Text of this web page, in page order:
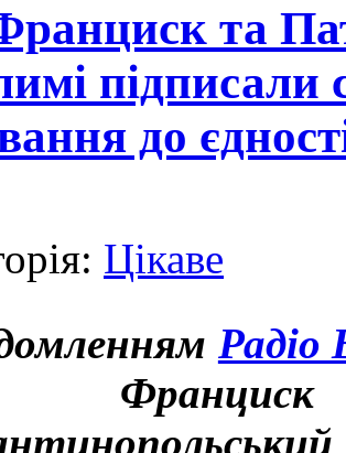
та
підписали
до
Цікаве
Радіо